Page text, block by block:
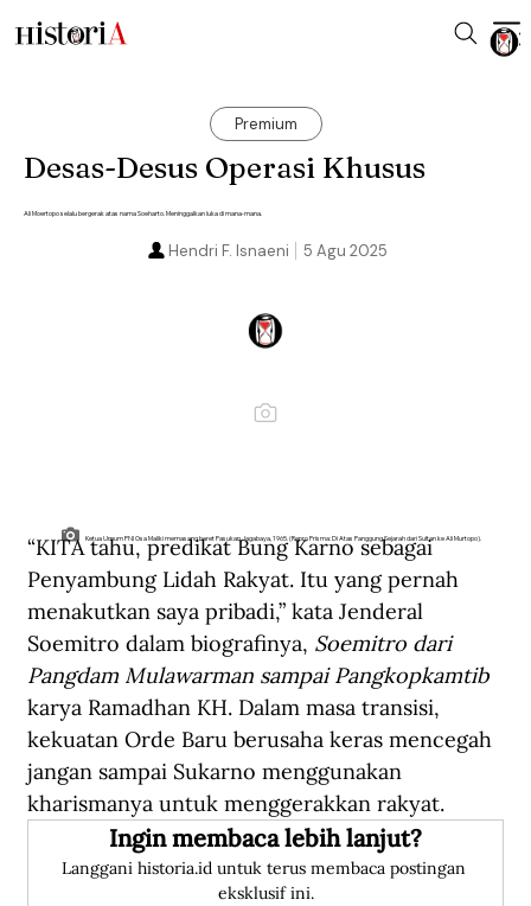
Premium
Desas-Desus Operasi Khusus
Ali Moertopo selalu bergerak atas nama Soeharto. Meninggalkan luka di mana-mana.
5 Agu 2025
Hendri F. Isnaeni
Ketua Umum PNI Osa Maliki memasang baret Pasukan Jagabaya, 1965. (Repro Prisma: Di Atas Panggung Sejarah dari Sultan ke Ali Murtopo).
“KITA tahu, predikat Bung Karno sebagai
Penyambung Lidah Rakyat. Itu yang pernah
menakutkan saya pribadi,” kata Jenderal
Soemitro dalam biografinya, Soemitro dari
Pangdam Mulawarman sampai Pangkopkamtib
karya Ramadhan KH. Dalam masa transisi,
kekuatan Orde Baru berusaha keras mencegah
jangan sampai Sukarno menggunakan
kharismanya untuk menggerakkan rakyat.
Ingin membaca lebih lanjut?
Langgani historia.id untuk terus membaca postingan
eksklusif ini.